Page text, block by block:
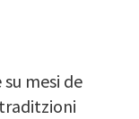
mesi de